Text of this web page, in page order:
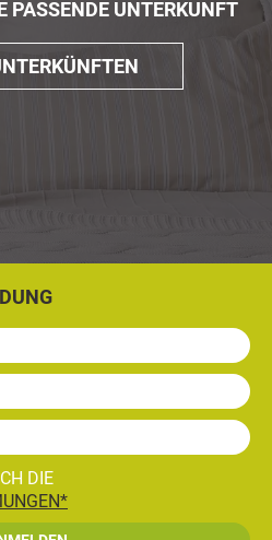
PASSENDE UNTERKUNFT
DIE